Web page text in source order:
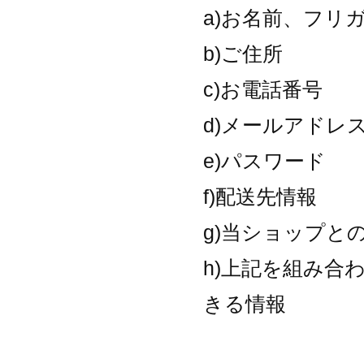
a)お名前、フリ
b)ご住所
c)お電話番号
d)メールアドレ
e)パスワード
f)配送先情報
g)当ショップと
h)上記を組み合
きる情報